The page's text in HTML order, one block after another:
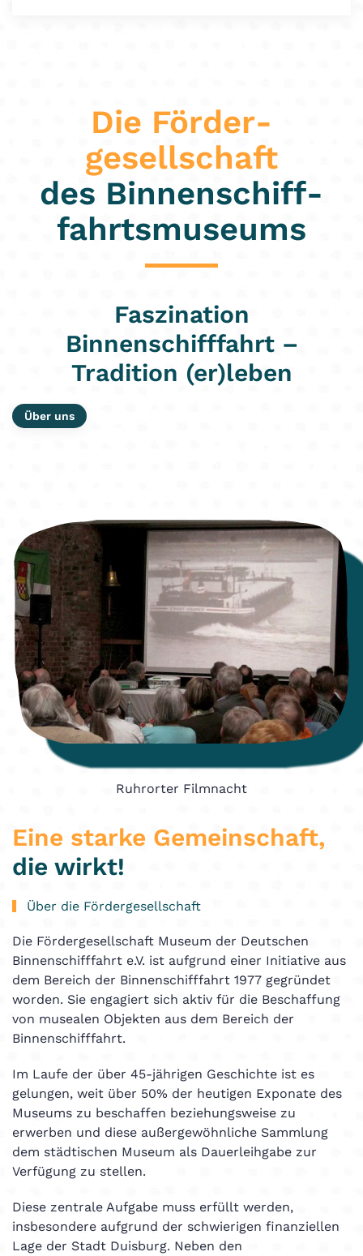
Die Förder­
gesellschaft
des Binnenschiff­
fahrtsmuseums
Faszination
Binnenschifffahrt –
Tradition (er)leben
Über uns
Ruhrorter Filmnacht
Eine starke Gemeinschaft,
die wirkt!
Über die Fördergesellschaft
Die Fördergesellschaft Museum der Deutschen
Binnenschifffahrt e.V. ist aufgrund einer Initiative aus
dem Bereich der Binnenschifffahrt 1977 gegründet
worden. Sie engagiert sich aktiv für die Beschaffung
von musealen Objekten aus dem Bereich der
Binnenschifffahrt.
Im Laufe der über 45-jährigen Geschichte ist es
gelungen, weit über 50% der heutigen Exponate des
Museums zu beschaffen beziehungsweise zu
erwerben und diese außergewöhnliche Sammlung
dem städtischen Museum als Dauerleihgabe zur
Verfügung zu stellen.
Diese zentrale Aufgabe muss erfüllt werden,
insbesondere aufgrund der schwierigen finanziellen
Lage der Stadt Duisburg. Neben den